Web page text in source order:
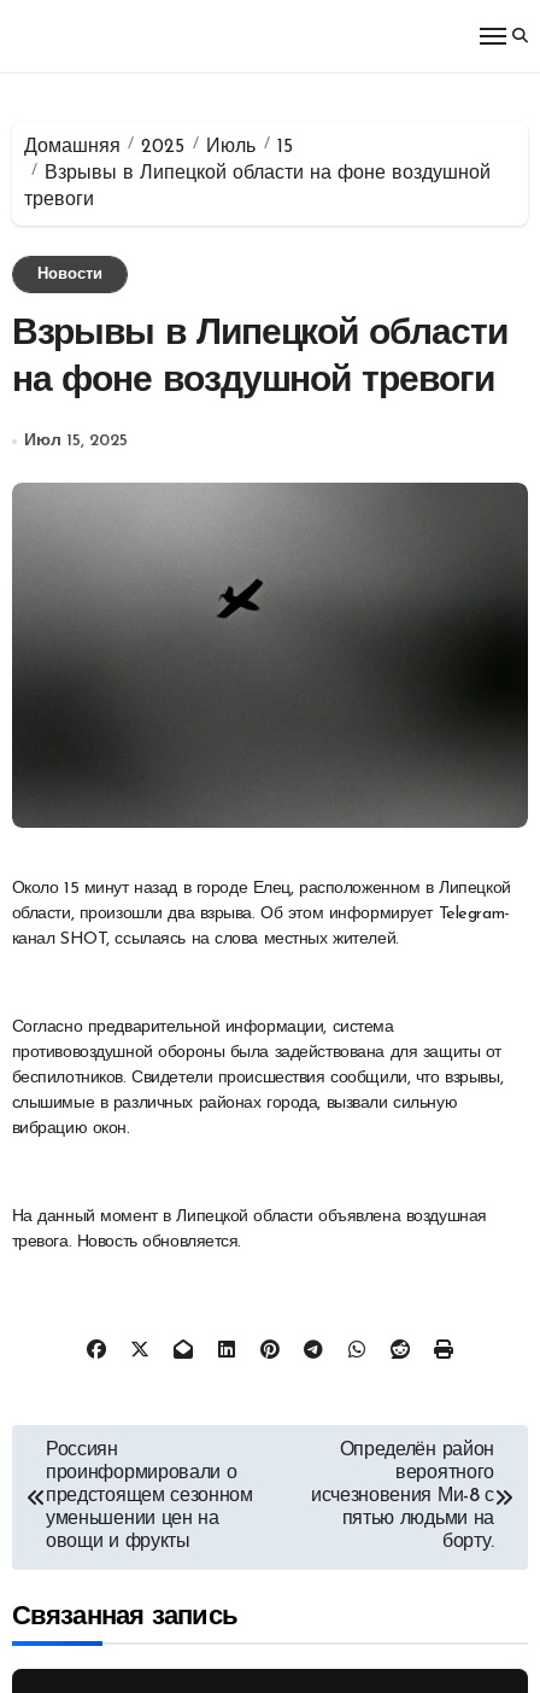
Домашняя 2025 Июль
15
Взрывы в Липецкой области на фоне воздушной
тревоги
Новости
Взрывы в Липецкой области
на фоне воздушной тревоги
Июл 15, 2025
Около 15 минут назад в городе Елец, расположенном в Липецкой
области, произошли два взрыва. Об этом информирует Telegram-
канал SHOT, ссылаясь на слова местных жителей.
Согласно предварительной информации, система
противовоздушной обороны была задействована для защиты от
беспилотников. Свидетели происшествия сообщили, что взрывы,
слышимые в различных районах города, вызвали сильную
вибрацию окон.
На данный момент в Липецкой области объявлена воздушная
тревога. Новость обновляется.
Навигация
по
записям
Россиян
проинформировали о
предстоящем сезонном
уменьшении цен на
овощи и фрукты
Определён район
вероятного
исчезновения Ми-8 с
пятью людьми на
борту.
Связанная запись